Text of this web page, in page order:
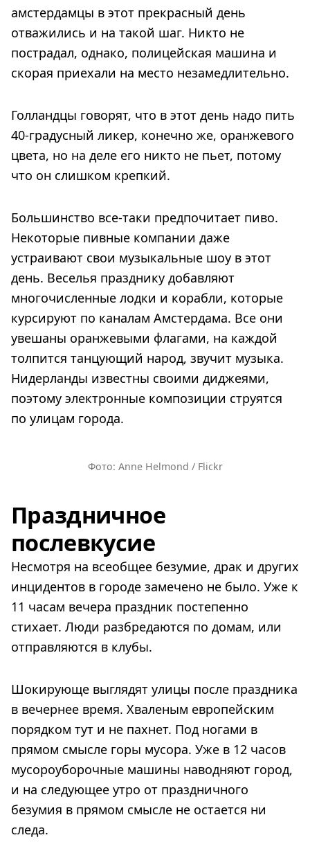
амстердамцы в этот прекрасный день
отважились и на такой шаг. Никто не
пострадал, однако, полицейская машина и
скорая приехали на место незамедлительно.
Голландцы говорят, что в этот день надо пить
40-градусный ликер, конечно же, оранжевого
цвета, но на деле его никто не пьет, потому
что он слишком крепкий.
Большинство все-таки предпочитает пиво.
Некоторые пивные компании даже
устраивают свои музыкальные шоу в этот
день. Веселья празднику добавляют
многочисленные лодки и корабли, которые
курсируют по каналам Амстердама. Все они
увешаны оранжевыми флагами, на каждой
толпится танцующий народ, звучит музыка.
Нидерланды известны своими диджеями,
поэтому электронные композиции струятся
по улицам города.
Фото: Anne Helmond / Flickr
Праздничное
послевкусие
Несмотря на всеобщее безумие, драк и других
инцидентов в городе замечено не было. Уже к
11 часам вечера праздник постепенно
стихает. Люди разбредаются по домам, или
отправляются в клубы.
Шокирующе выглядят улицы после праздника
в вечернее время. Хваленым европейским
порядком тут и не пахнет. Под ногами в
прямом смысле горы мусора. Уже в 12 часов
мусороуборочные машины наводняют город,
и на следующее утро от праздничного
безумия в прямом смысле не остается ни
следа.